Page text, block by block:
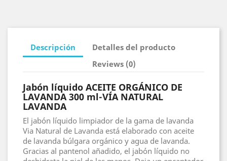
Descripción
Detalles del producto
Reviews (0)
Jabón líquido ACEITE ORGÁNICO DE
LAVANDA 300 ml-VÍA NATURAL
LAVANDA
El jabón líquido limpiador de la gama de lavanda
Via Natural de Lavanda está elaborado con aceite
de lavanda búlgara orgánico y agua de lavanda.
Gracias al pantenol añadido, el jabón líquido no